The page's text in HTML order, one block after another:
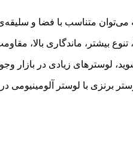
بیشتر، ماندگاری بالا،
لوسترهای زیادی در بازار
برنزی با لوستر